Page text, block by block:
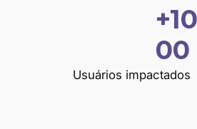
0+
0
0
00
Usuários impactados